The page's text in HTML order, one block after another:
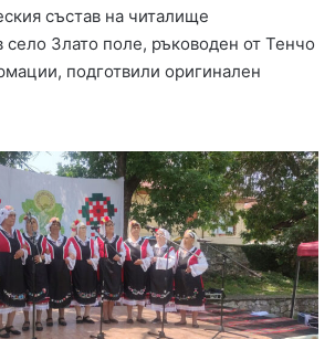
състав на читалище
село Злато поле, ръководен от Тенчо
подготвили оригинален